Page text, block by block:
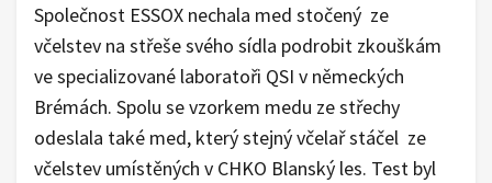
Společnost ESSOX nechala med stočený ze
včelstev na střeše svého sídla podrobit zkouškám
ve specializované laboratoři QSI v německých
Brémách. Spolu se vzorkem medu ze střechy
odeslala také med, který stejný včelař stáčel ze
včelstev umístěných v CHKO Blanský les. Test byl